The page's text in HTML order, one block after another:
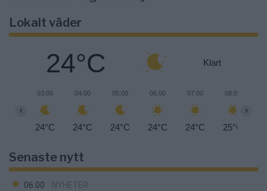
Lokalt väder
24°C Klart
03:00
24°C
04:00
24°C
05:00
24°C
06:00
24°C
07:00
24°C
08:00
25°C
‹ ›
Senaste nytt
06:00 NYHETER